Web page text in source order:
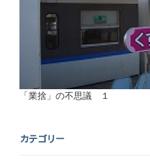
「業捨」の不思議 １
カテゴリー